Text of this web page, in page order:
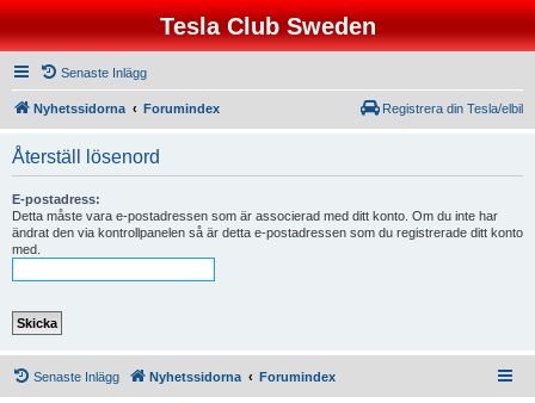
Tesla Club Sweden
Senaste Inlägg
Nyhetssidorna Forumindex Registrera din Tesla/elbil
Återställ lösenord
E-postadress:
Detta måste vara e-postadressen som är associerad med ditt konto. Om du inte har
ändrat den via kontrollpanelen så är detta e-postadressen som du registrerade ditt konto
med.
Senaste Inlägg Nyhetssidorna Forumindex